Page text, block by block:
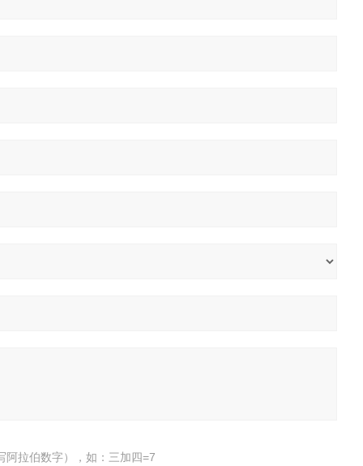
阿拉伯数字），如：三加四=7